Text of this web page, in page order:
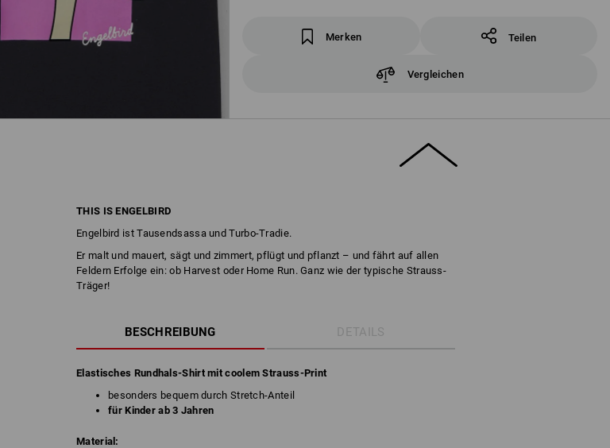
Merken Teilen
Vergleichen
THIS IS ENGELBIRD
Engelbird ist Tausendsassa und Turbo-Tradie.
Er malt und mauert, sägt und zimmert, pflügt und pflanzt – und fährt auf allen
Feldern Erfolge ein: ob Harvest oder Home Run. Ganz wie der typische Strauss-
Träger!
BESCHREIBUNG DETAILS
Elastisches Rundhals-Shirt mit coolem Strauss-Print
besonders bequem durch Stretch-Anteil
für Kinder ab 3 Jahren
Material: